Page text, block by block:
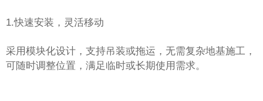
1.快速安装，灵活移动
采用模块化设计，支持吊装或拖运，无需复杂地基施工，
可随时调整位置，满足临时或长期使用需求。